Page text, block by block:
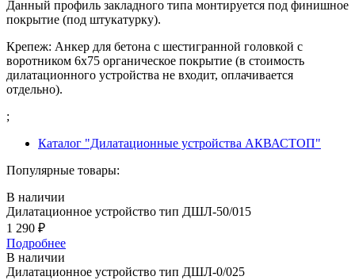
Данный профиль закладного типа монтируется под финишное
покрытие (под штукатурку).
Крепеж: Анкер для бетона с шестигранной головкой с
воротником 6х75 органическое покрытие (в стоимость
дилатационного устройства не входит, оплачивается
отдельно).
;
Каталог "Дилатационные устройства АКВАСТОП"
Популярные товары:
В наличии
Дилатационное устройство тип ДШЛ-50/015
1 290 ₽
Подробнее
В наличии
Дилатационное устройство тип ДШЛ-0/025